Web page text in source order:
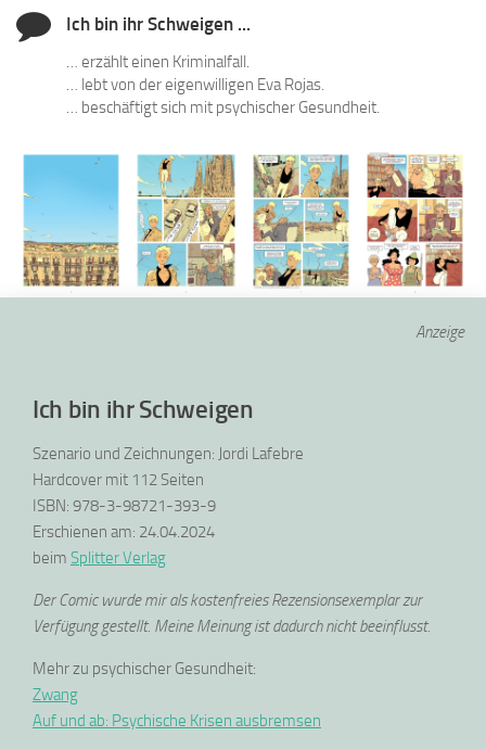
Ich bin ihr Schweigen ...
… erzählt einen Kriminalfall.
… lebt von der eigenwilligen Eva Rojas.
… beschäftigt sich mit psychischer Gesundheit.
Anzeige
Ich bin ihr Schweigen
Szenario und Zeichnungen: Jordi Lafebre
Hardcover mit 112 Seiten
ISBN: 978-3-98721-393-9
Erschienen am: 24.04.2024
beim Splitter Verlag
Der Comic wurde mir als kostenfreies Rezensionsexemplar zur
Verfügung gestellt. Meine Meinung ist dadurch nicht beeinflusst.
Mehr zu psychischer Gesundheit:
Zwang
Auf und ab: Psychische Krisen ausbremsen